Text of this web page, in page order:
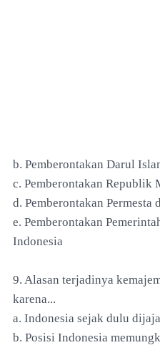
b. Pemberontakan Darul
c. Pemberontakan Republik
d. Pemberontakan Permesta
e. Pemberontakan
Indonesia
9. Alasan terjadinya
karena...
a. Indonesia sejak dulu
b. Posisi Indonesia